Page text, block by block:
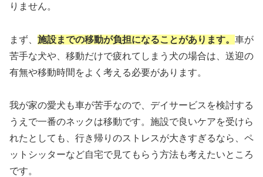
りません。
まず、 施設までの移動が負担になることがあります。 車が
苦手な犬や、移動だけで疲れてしまう犬の場合は、送迎の
有無や移動時間をよく考える必要があります。
我が家の愛犬も車が苦手なので、デイサービスを検討する
うえで一番のネックは移動です。施設で良いケアを受けら
れたとしても、行き帰りのストレスが大きすぎるなら、ペ
ットシッターなど自宅で見てもらう方法も考えたいところ
です。